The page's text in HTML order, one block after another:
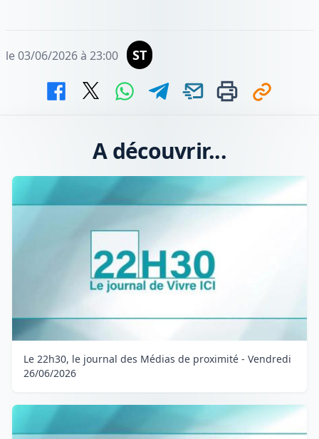
le 03/06/2026 à 23:00 ST
A découvrir...
Le 22h30, le journal des Médias de proximité - Vendredi
26/06/2026